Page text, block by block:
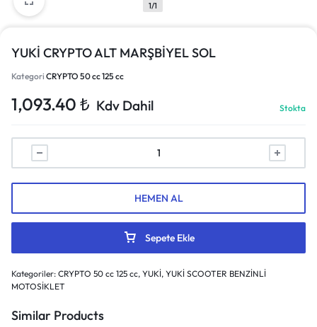
1/1
YUKİ CRYPTO ALT MARŞBİYEL SOL
Kategori CRYPTO 50 cc 125 cc
1,093.40 ₺ Kdv Dahil Stokta
Sepete Ekle
HEMEN AL
Kategoriler: CRYPTO 50 cc 125 cc, YUKİ, YUKİ SCOOTER BENZİNLİ
MOTOSİKLET
Similar Products